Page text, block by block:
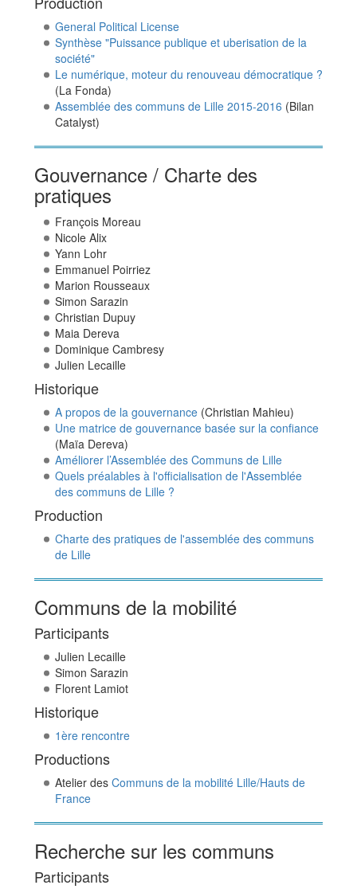
General Political License
Synthèse "Puissance publique et uberisation de la
société"
Le numérique, moteur du renouveau démocratique ?
(La Fonda)
Assemblée des communs de Lille 2015-2016 (Bilan
Catalyst)
Gouvernance / Charte des
pratiques
François Moreau
Nicole Alix
Yann Lohr
Emmanuel Poirriez
Marion Rousseaux
Simon Sarazin
Christian Dupuy
Maia Dereva
Dominique Cambresy
Julien Lecaille
Historique
A propos de la gouvernance(Christian Mahieu)
Une matrice de gouvernance basée sur la confiance
(Maïa Dereva)
Améliorer l’Assemblée des Communs de Lille
Quels préalables à l'officialisation de l'Assemblée
des communs de Lille ?
Production
Charte des pratiques de l'assemblée des communs
de Lille
Communs de la mobilité
Participants
Julien Lecaille
Simon Sarazin
Florent Lamiot
Historique
1ère rencontre
Productions
Atelier des Communs de la mobilité Lille/Hauts de
France
Recherche sur les communs
Participants